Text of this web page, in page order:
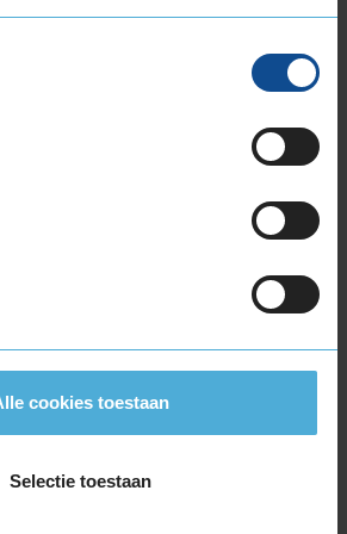
cookies toestaan
Selectie toestaan
C
label C, wat overeen komt